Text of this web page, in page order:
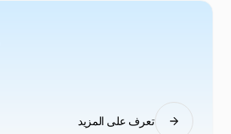
تعرف على المزيد